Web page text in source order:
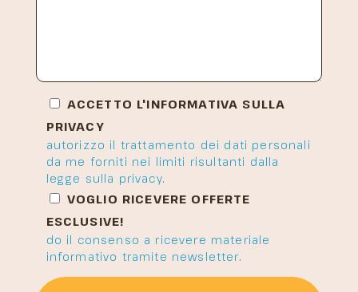
ACCETTO L'INFORMATIVA SULLA
PRIVACY
autorizzo il trattamento dei dati personali
da me forniti nei limiti risultanti dalla
legge sulla privacy.
VOGLIO RICEVERE OFFERTE
ESCLUSIVE!
do il consenso a ricevere materiale
informativo tramite newsletter.